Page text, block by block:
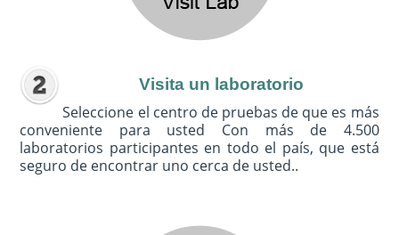
Visita un laboratorio
Seleccione el centro de pruebas de que es más
conveniente para usted Con más de 4.500
laboratorios participantes en todo el país, que está
seguro de encontrar uno cerca de usted..